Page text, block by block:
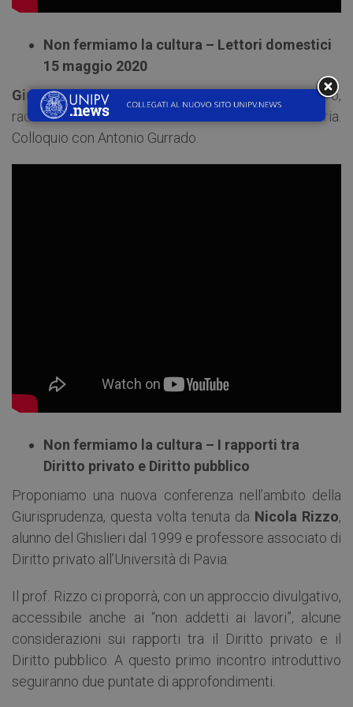
Non fermiamo la cultura – Lettori domestici
15 maggio 2020
Giulio Passerini
, ufficio stampa delle edizioni e/o,
racconta come il Coronavirus ha cambiato l’editoria.
Colloquio con Antonio Gurrado.
Non fermiamo la cultura – I rapporti tra
Diritto privato e Diritto pubblico
Proponiamo una nuova conferenza nell’ambito della
Giurisprudenza, questa volta tenuta da Nicola Rizzo,
alunno del Ghislieri dal 1999 e professore associato di
Diritto privato all’Università di Pavia.
Il prof. Rizzo ci proporrà, con un approccio divulgativo,
accessibile anche ai “non addetti ai lavori”, alcune
considerazioni sui rapporti tra il Diritto privato e il
Diritto pubblico. A questo primo incontro introduttivo
seguiranno due puntate di approfondimenti.